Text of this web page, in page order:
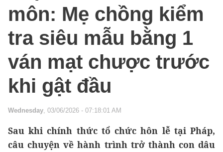
môn: Mẹ chồng kiểm
tra siêu mẫu bằng 1
ván mạt chược trước
khi gật đầu
Wednesday, 03/06/2026 - 07:18:01 AM
Sau khi chính thức tổ chức hôn lễ tại Pháp,
câu chuyện về hành trình trở thành con dâu